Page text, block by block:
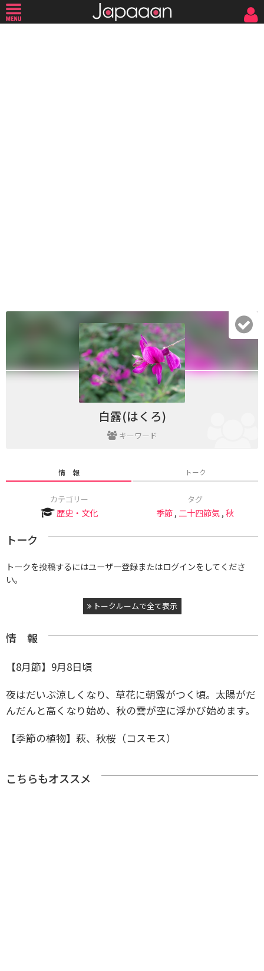
白露(はくろ)
キーワード
情 報 トーク
カテゴリー
歴史・文化
タグ
季節, 二十四節気,秋
トーク
トークを投稿するにはユーザー登録またはログインをしてくださ
い。
トークルームで全て表示
情 報
【8月節】9月8日頃
夜はだいぶ涼しくなり、草花に朝露がつく頃。太陽がだ
んだんと高くなり始め、秋の雲が空に浮かび始めます。
【季節の植物】萩、秋桜（コスモス）
こちらもオススメ